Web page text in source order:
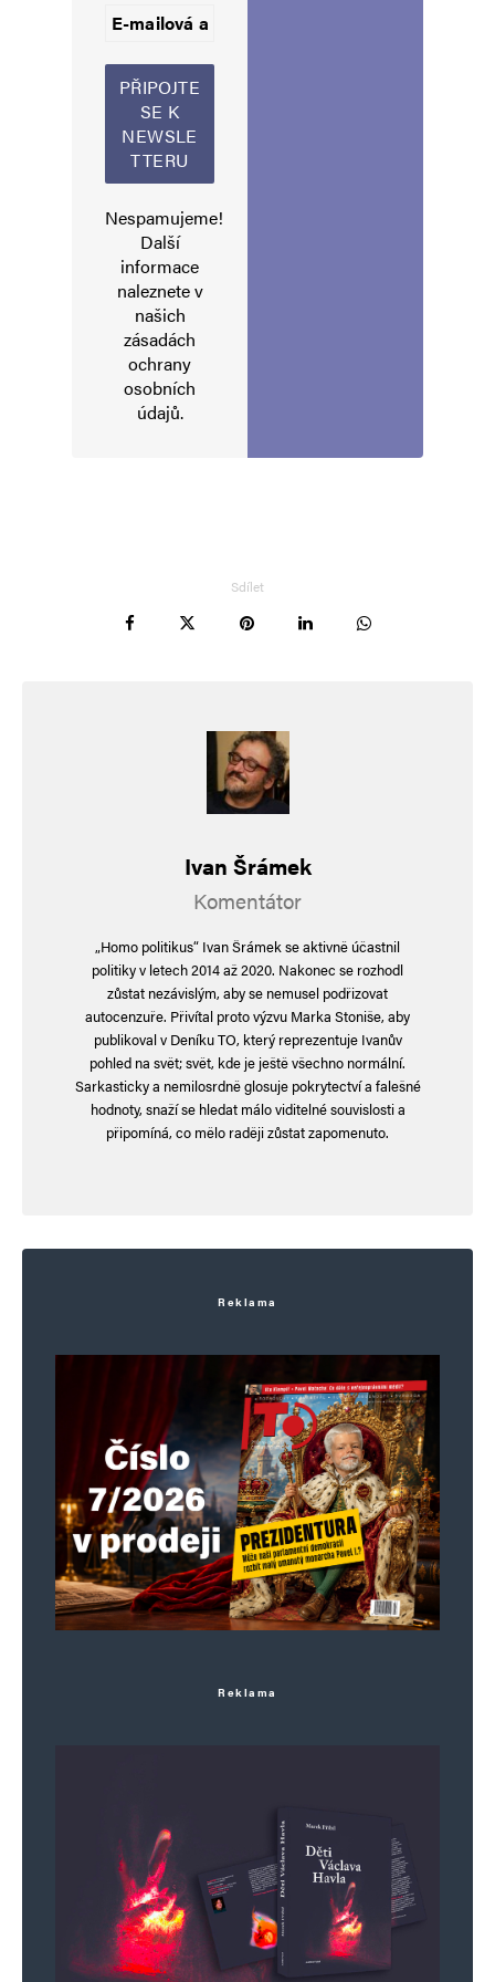
Uložit do prohlížeče jméno, e-mail a webovou stránku pro budoucí
Informujte mě o nových komentářích e-mailem.
Informujte mě o nových příspěvcích e-mailem.
Alternative:
Nespamujeme!
Další
informace
naleznete v
našich
zásadách
ochrany
osobních
údajů.
Sdílet
Ivan Šrámek
Komentátor
„Homo politikus“ Ivan Šrámek se aktivně účastnil
politiky v letech 2014 až 2020. Nakonec se rozhodl
zůstat nezávislým, aby se nemusel podřizovat
autocenzuře. Přivítal proto výzvu Marka Stoniše, aby
publikoval v Deníku TO, který reprezentuje Ivanův
pohled na svět; svět, kde je ještě všechno normální.
Sarkasticky a nemilosrdně glosuje pokrytectví a falešné
hodnoty, snaží se hledat málo viditelné souvislosti a
připomíná, co mělo raději zůstat zapomenuto.
Reklama
Reklama